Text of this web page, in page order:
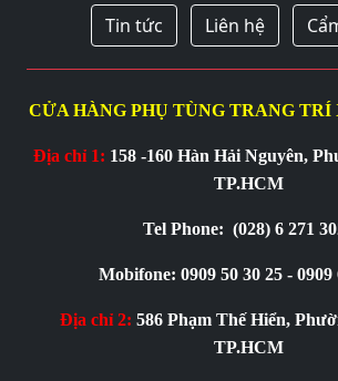
Tin tức Liên hệ
CỬA HÀNG PHỤ TÙNG TRANG TRÍ
Địa chỉ 1: 158 -160 Hàn Hải Nguyên,
TP.HCM
Tel Phone: (028) 6 271
Mobifone: 0909 50 30 25 - 0909
Địa chỉ 2: 586 Phạm Thế Hiển,
TP.HCM